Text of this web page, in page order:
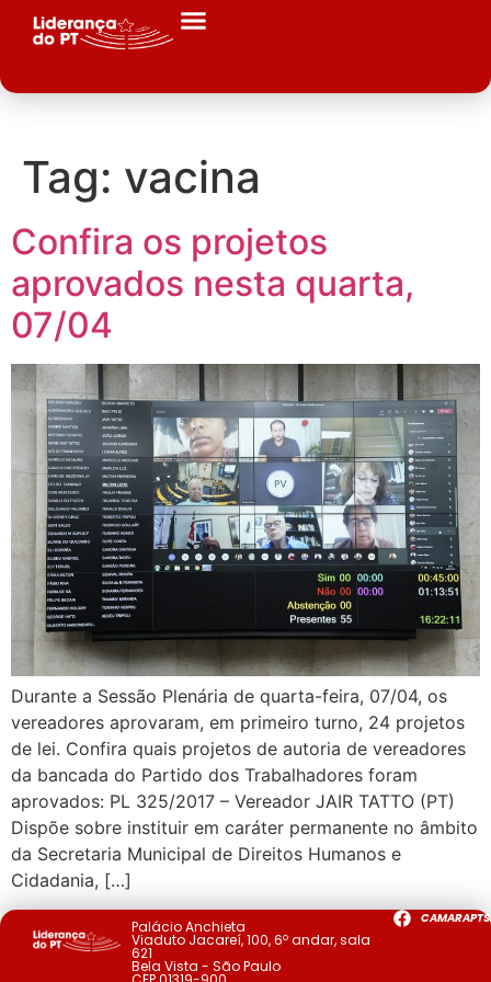
Tag: vacina
Confira os projetos
aprovados nesta quarta,
07/04
Durante a Sessão Plenária de quarta-feira, 07/04, os
vereadores aprovaram, em primeiro turno, 24 projetos
de lei. Confira quais projetos de autoria de vereadores
da bancada do Partido dos Trabalhadores foram
aprovados: PL 325/2017 – Vereador JAIR TATTO (PT)
Dispõe sobre instituir em caráter permanente no âmbito
da Secretaria Municipal de Direitos Humanos e
Cidadania, […]
Palácio Anchieta
Viaduto Jacareí, 100, 6º andar, sala
621
Bela Vista - São Paulo